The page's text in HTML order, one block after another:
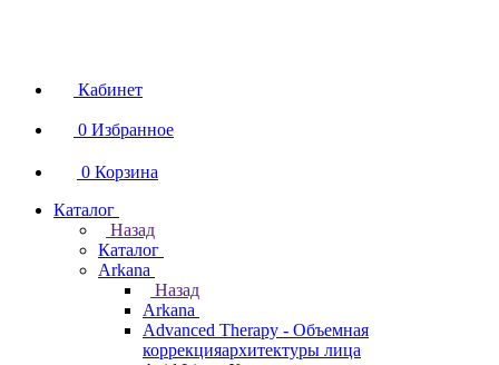
Кабинет
0 Избранное
0 Корзина
Каталог
Назад
Каталог
Arkana
Назад
Arkana
Advanced Therapy - Объемная
коррекцияархитектуры лица